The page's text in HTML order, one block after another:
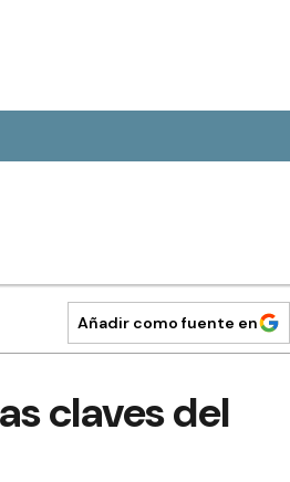
Añadir como fuente en
claves del